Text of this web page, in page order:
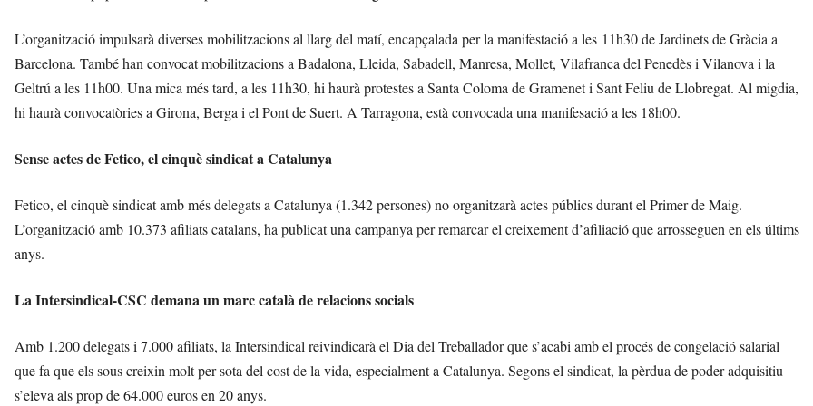
L’organització impulsarà diverses mobilitzacions al llarg del matí, encapçalada per la manifestació a les 11h30 de Jardinets de Gràcia a
Barcelona. També han convocat mobilitzacions a Badalona, Lleida, Sabadell, Manresa, Mollet, Vilafranca del Penedès i Vilanova i la
Geltrú a les 11h00. Una mica més tard, a les 11h30, hi haurà protestes a Santa Coloma de Gramenet i Sant Feliu de Llobregat. Al migdia,
hi haurà convocatòries a Girona, Berga i el Pont de Suert. A Tarragona, està convocada una manifesació a les 18h00.
Sense actes de Fetico, el cinquè sindicat a Catalunya
Fetico, el cinquè sindicat amb més delegats a Catalunya (1.342 persones) no organitzarà actes públics durant el Primer de Maig.
L’organització amb 10.373 afiliats catalans, ha publicat una campanya per remarcar el creixement d’afiliació que arrosseguen en els últims
anys.
La Intersindical-CSC demana un marc català de relacions socials
Amb 1.200 delegats i 7.000 afiliats, la Intersindical reivindicarà el Dia del Treballador que s’acabi amb el procés de congelació salarial
que fa que els sous creixin molt per sota del cost de la vida, especialment a Catalunya. Segons el sindicat, la pèrdua de poder adquisitiu
s’eleva als prop de 64.000 euros en 20 anys.